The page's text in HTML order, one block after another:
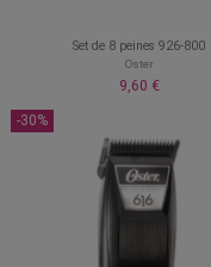
Set de 8 peines 926-800
Oster
9,60 €
-30%